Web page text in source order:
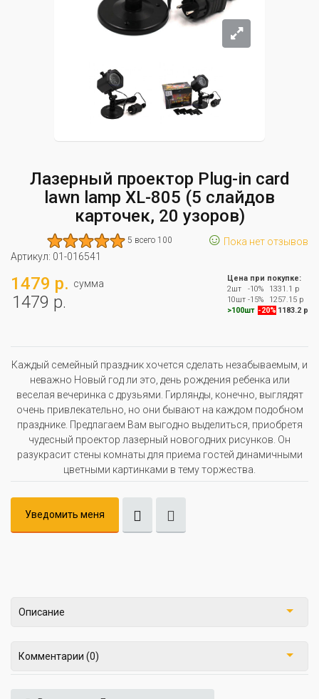
Лазерный проектор Рlug-іn саrd
lаwn lаmр XL-805 (5 cлaйдoв
карточек, 20 узоров)
5 всего 100 ☺ Пока нет отзывов
Артикул: 01-016541
1479 р. сумма
1479 р.
Цена при покупке:
2шт
-10%
1331.1 р
10шт -15%
1257.15 р
>100шт -20% 1183.2 р
Каждый семейный праздник хочется сделать незабываемым, и
неважно Новый год ли это, день рождения ребенка или
веселая вечеринка с друзьями. Гирлянды, конечно, выглядят
очень привлекательно, но они бывают на каждом подобном
празднике. Предлагаем Вам выгодно выделиться, приобретя
чудесный проектор лазерный новогодних рисунков. Он
разукрасит стены комнаты для приема гостей динамичными
цветными картинками в тему торжества.
Уведомить меня
Описание
Комментарии (0)